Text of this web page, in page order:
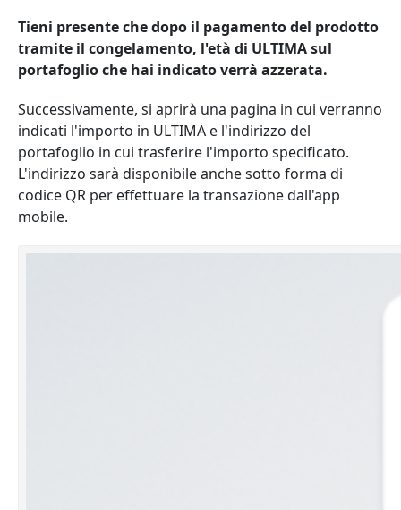
Tieni presente che dopo il pagamento del prodotto
tramite il congelamento, l'età di ULTIMA sul
portafoglio che hai indicato verrà azzerata.
Successivamente, si aprirà una pagina in cui verranno
indicati l'importo in ULTIMA e l'indirizzo del
portafoglio in cui trasferire l'importo specificato.
L'indirizzo sarà disponibile anche sotto forma di
codice QR per effettuare la transazione dall'app
mobile.